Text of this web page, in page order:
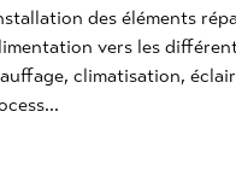
des éléments
vers les
climatisation,